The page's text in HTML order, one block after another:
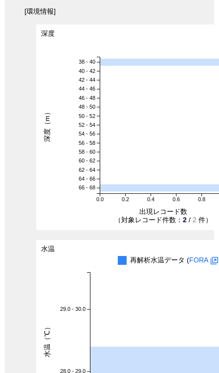
[環境情報]
深度
0.0 0.2 0.4 0.6 0.8
38 - 40
40 - 42
42 - 44
44 - 46
46 - 48
48 - 50
50 - 52
52 - 54
54 - 56
56 - 58
58 - 60
60 - 62
62 - 64
64 - 66
66 - 68
出現レコード数
（対象レコード件数： 2 / 2 件）
深度（m）
水温
再解析水温データ (FORA
29.0 - 30.0
28.0 - 29.0
水温（℃）